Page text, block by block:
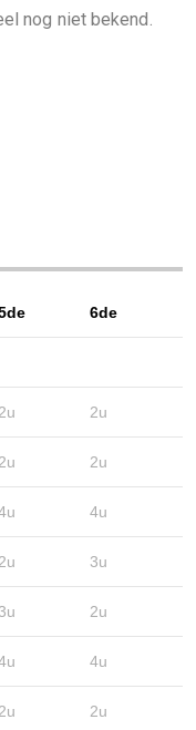
nog niet bekend.
6de
2u 2u
2u 2u
4u
2u 3u
3u 2u
4u
2u 2u